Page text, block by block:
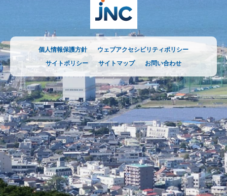
個人情報保護方針
ウェブアクセシビリティポリシー
サイトポリシー
サイトマップ お問い合わせ